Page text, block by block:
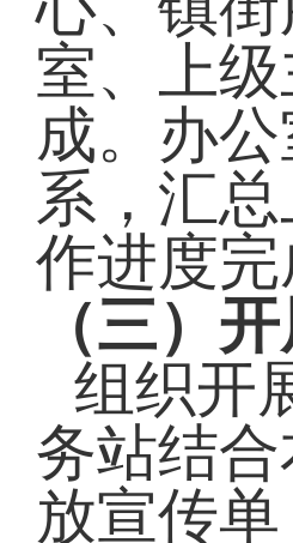
室、上
成。办
系，汇
作进度完
（三） 开
组织开
务站结
放宣传